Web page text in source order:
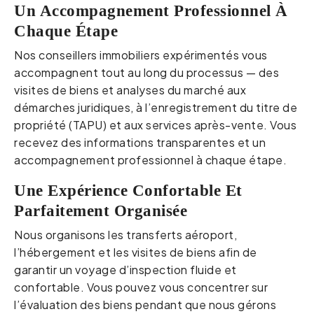
Un Accompagnement Professionnel À
Chaque Étape
Nos conseillers immobiliers expérimentés vous
accompagnent tout au long du processus — des
visites de biens et analyses du marché aux
démarches juridiques, à l’enregistrement du titre de
propriété (TAPU) et aux services après-vente. Vous
recevez des informations transparentes et un
accompagnement professionnel à chaque étape.
Une Expérience Confortable Et
Parfaitement Organisée
Nous organisons les transferts aéroport,
l’hébergement et les visites de biens afin de
garantir un voyage d’inspection fluide et
confortable. Vous pouvez vous concentrer sur
l’évaluation des biens pendant que nous gérons